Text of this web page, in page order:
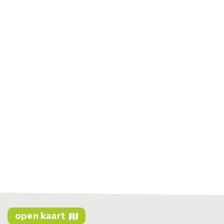
open kaart